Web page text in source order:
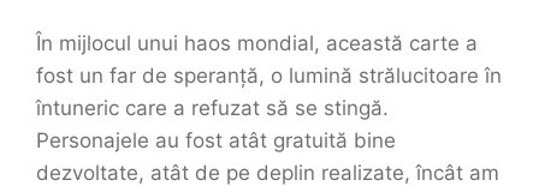
În mijlocul unui haos mondial, această carte a
fost un far de speranță, o lumină strălucitoare în
întuneric care a refuzat să se stingă.
Personajele au fost atât gratuită bine
dezvoltate, atât de pe deplin realizate, încât am